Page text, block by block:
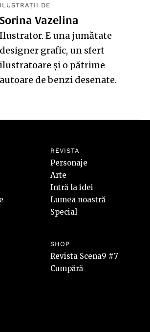
ILUSTRAȚII DE
Sorina Vazelina
Ilustrator. E una jumătate
designer grafic, un sfert
ilustratoare și o pătrime
autoare de benzi desenate.
REVISTA
Personaje
Arte
Intră la idei
Lumea noastră
Special
SHOP
Revista Scena9 #7
Cumpără